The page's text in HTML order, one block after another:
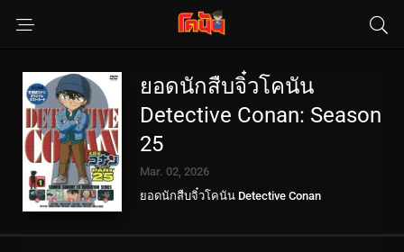
ยอดนักสืบจิ๋วโคนัน
Detective Conan: Season
25
Mar. 02, 2026
ยอดนักสืบจิ๋วโคนัน Detective Conan